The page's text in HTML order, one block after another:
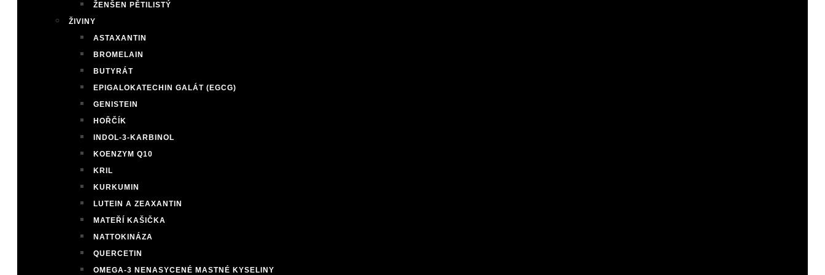
ŽENŠEN PĚTILISTÝ
ŽIVINY
ASTAXANTIN
BROMELAIN
BUTYRÁT
EPIGALOKATECHIN GALÁT (EGCG)
GENISTEIN
HOŘČÍK
INDOL-3-KARBINOL
KOENZYM Q10
KRIL
KURKUMIN
LUTEIN A ZEAXANTIN
MATEŘÍ KAŠIČKA
NATTOKINÁZA
QUERCETIN
OMEGA-3 NENASYCENÉ MASTNÉ KYSELINY